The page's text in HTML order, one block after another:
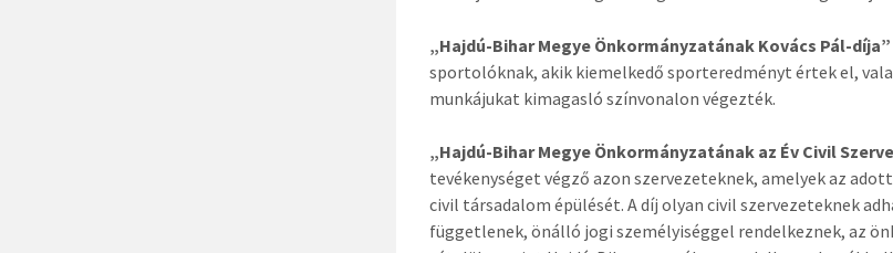
„Hajdú-Bihar Megye Önkormányzatának Kovács Pál-
sportolóknak, akik kiemelkedő sporteredményt értek el,
munkájukat kimagasló színvonalon végezték.
„Hajdú-Bihar Megye Önkormányzatának az Év Civil
tevékenységet végző azon szervezeteknek, amelyek az
civil társadalom épülését. A díj olyan civil szervezeteknek
függetlenek, önálló jogi személyiséggel rendelkeznek, az